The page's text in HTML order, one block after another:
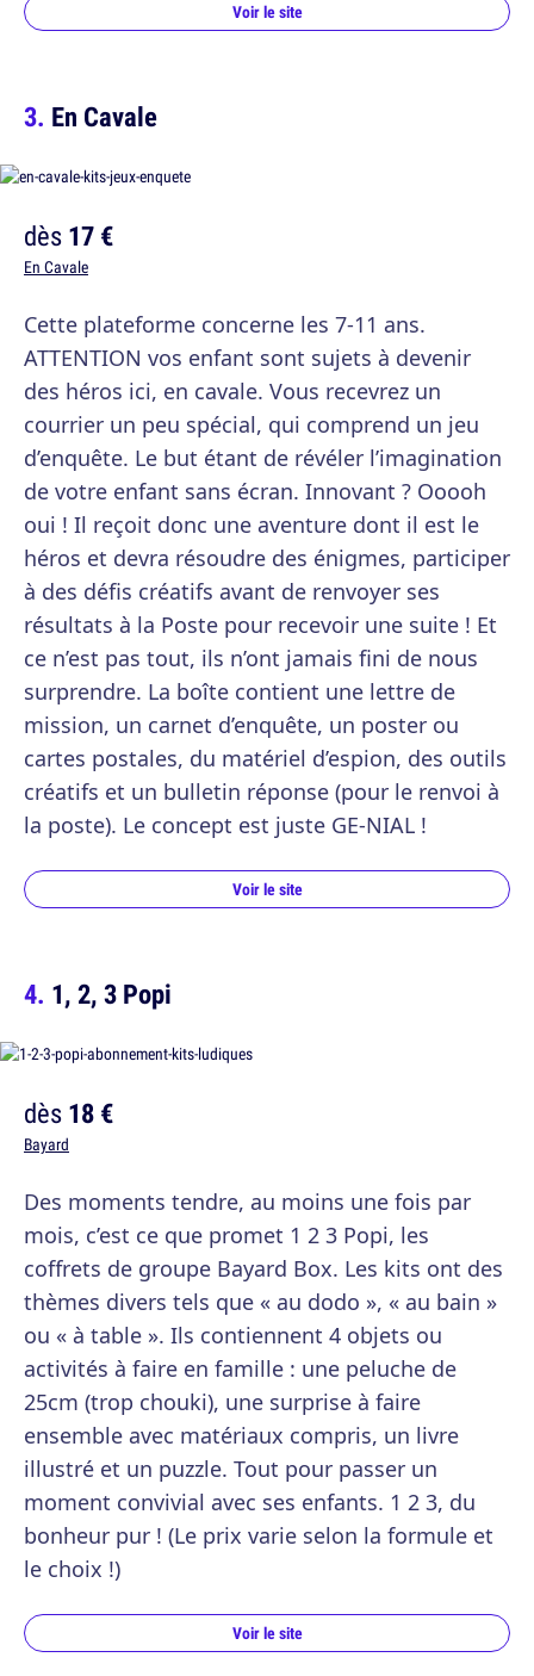
Voir le site
En Cavale
dès17 €
En Cavale
Cette plateforme concerne les 7-11 ans.
ATTENTION vos enfant sont sujets à devenir
des héros ici, en cavale. Vous recevrez un
courrier un peu spécial, qui comprend un jeu
d’enquête. Le but étant de révéler l’imagination
de votre enfant sans écran. Innovant ? Ooooh
oui ! Il reçoit donc une aventure dont il est le
héros et devra résoudre des énigmes, participer
à des défis créatifs avant de renvoyer ses
résultats à la Poste pour recevoir une suite ! Et
ce n’est pas tout, ils n’ont jamais fini de nous
surprendre. La boîte contient une lettre de
mission, un carnet d’enquête, un poster ou
cartes postales, du matériel d’espion, des outils
créatifs et un bulletin réponse (pour le renvoi à
la poste). Le concept est juste GE-NIAL !
Voir le site
1, 2, 3 Popi
dès18 €
Bayard
Des moments tendre, au moins une fois par
mois, c’est ce que promet 1 2 3 Popi, les
coffrets de groupe Bayard Box. Les kits ont des
thèmes divers tels que « au dodo », « au bain »
ou « à table ». Ils contiennent 4 objets ou
activités à faire en famille : une peluche de
25cm (trop chouki), une surprise à faire
ensemble avec matériaux compris, un livre
illustré et un puzzle. Tout pour passer un
moment convivial avec ses enfants. 1 2 3, du
bonheur pur ! (Le prix varie selon la formule et
le choix !)
Voir le site